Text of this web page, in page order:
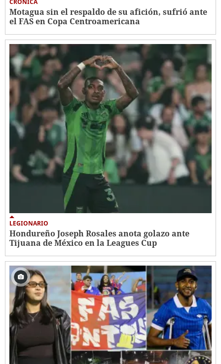
CRÓNICA
Motagua sin el respaldo de su afición, sufrió ante
el FAS en Copa Centroamericana
LEGIONARIO
Hondureño Joseph Rosales anota golazo ante
Tijuana de México en la Leagues Cup